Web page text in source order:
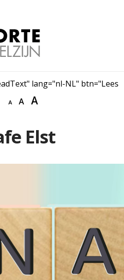
lang="nl-NL" btn="Lees
A A A
Elst